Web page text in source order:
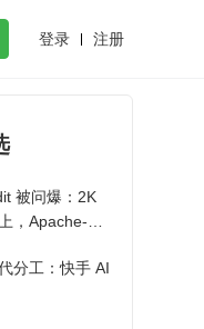
登录 注册
被问爆：2K
，Apache-2.0
分工：快手 AI